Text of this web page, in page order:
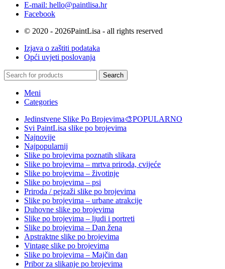
E-mail: hello@paintlisa.hr
Facebook
© 2020 - 2026PaintLisa - all rights reserved
Izjava o zaštiti podataka
Opći uvjeti poslovanja
Search
Meni
Categories
Jedinstvene Slike Po Brojevima🎨POPULARNO
Svi PaintLisa slike po brojevima
Najnovije
Najpopularnij
Slike po brojevima poznatih slikara
Slike po brojevima – mrtva priroda, cvijeće
Slike po brojevima – životinje
Slike po brojevima – psi
Priroda / pejzaži slike po brojevima
Slike po brojevima – urbane atrakcije
Duhovne slike po brojevima
Slike po brojevima – ljudi i portreti
Slike po brojevima – Dan žena
Apstraktne slike po brojevima
Vintage slike po brojevima
Slike po brojevima – Majčin dan
Pribor za slikanje po brojevima